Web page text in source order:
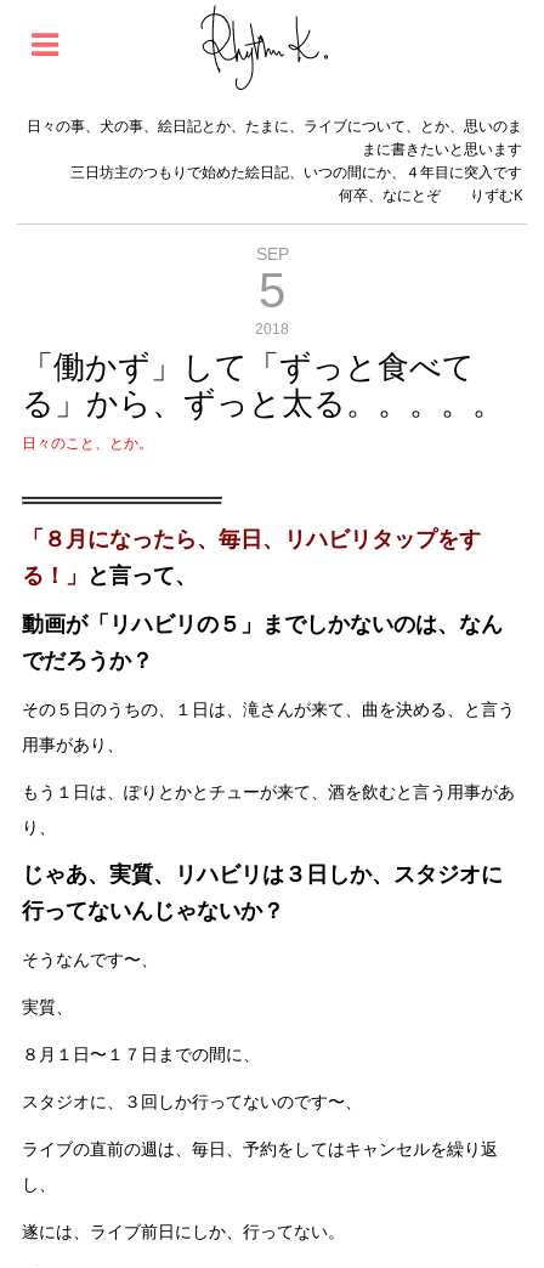
日々の事、犬の事、絵日記とか、たまに、ライブについて、とか、思いのま
まに書きたいと思います
三日坊主のつもりで始めた絵日記、いつの間にか、４年目に突入です
何卒、なにとぞ りずむK
SEP
5
2018
「働かず」して「ずっと食べて
る」から、ずっと太る。。。。。
日々のこと、とか。
「８月になったら、毎日、リハビリタップをす
る！」
と言って、
動画が「リハビリの５」までしかないのは、なん
でだろうか？
その５日のうちの、１日は、滝さんが来て、曲を決める、と言う
用事があり、
もう１日は、ぽりとかとチューが来て、酒を飲むと言う用事があ
り、
じゃあ、実質、リハビリは３日しか、スタジオに
行ってないんじゃないか？
そうなんです〜、
実質、
８月１日〜１７日までの間に、
スタジオに、３回しか行ってないのです〜、
ライブの直前の週は、毎日、予約をしてはキャンセルを繰り返
し、
遂には、ライブ前日にしか、行ってない。